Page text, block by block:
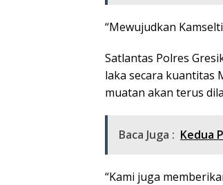
“Mewujudkan
Satlantas Polres
laka secara kuantitas
muatan akan terus
Baca Juga : Kedua
“Kami juga